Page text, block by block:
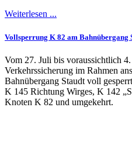
Weiterlesen ...
Vollsperrung K 82 am Bahnübergang
Vom 27. Juli bis voraussichtlich
Verkehrssicherung im Rahmen
Bahnübergang Staudt voll
K 145 Richtung Wirges, K 142
Knoten K 82 und umgekehrt.